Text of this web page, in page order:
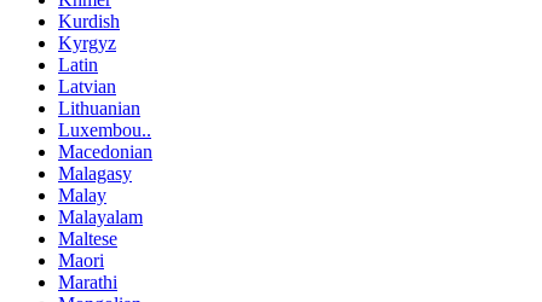
Kurdish
Kyrgyz
Latin
Latvian
Lithuanian
Luxembou..
Macedonian
Malagasy
Malay
Malayalam
Maltese
Maori
Marathi